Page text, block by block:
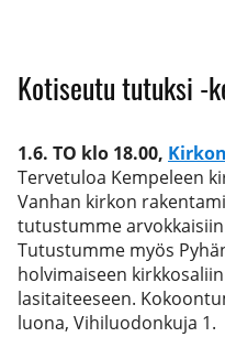
Kotiseutu tutuksi -
1.6. TO klo 18.00,
Tervetuloa Kempeleen
Vanhan kirkon
tutustumme
Tutustumme myös
holvimaiseen
lasitaiteeseen.
luona, Vihiluodonkuja 1.